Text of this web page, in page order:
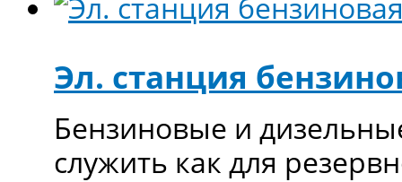
Эл. станция
Бензиновые и
служить как для